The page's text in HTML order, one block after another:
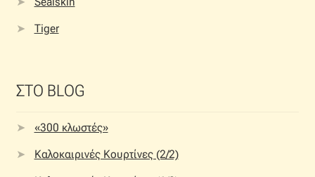
Tiger
ΣΤΟ BLOG
«300 κλωστές»
Καλοκαιρινές Κουρτίνες (2/2)